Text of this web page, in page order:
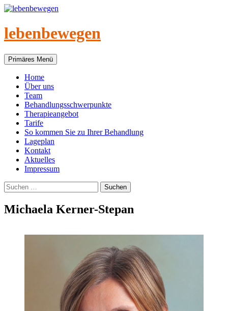
Zum
springen
lebenbewegen
Suchen
Primäres Menü
Home
Über uns
Team
Behandlungsschwerpunkte
Therapieangebot
Tarife
So kommen Sie zu Ihrer Behandlung
Lageplan
Kontakt
Aktuelles
Impressum
Suchen
nach:
Michaela Kerner-Stepan